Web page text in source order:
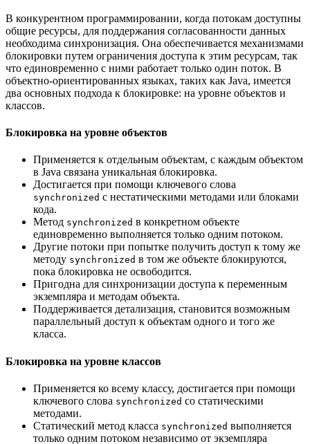
В конкурентном программировании, когда потокам доступны
общие ресурсы, для поддержания согласованности данных
необходима синхронизация. Она обеспечивается механизмами
блокировки путем ограничения доступа к этим ресурсам, так
что единовременно с ними работает только один поток. В
объектно-ориентированных языках, таких как Java, имеется
два основных подхода к блокировке: на уровне объектов и
классов.
Блокировка на уровне объектов
Применяется к отдельным объектам, с каждым объектом
в Java связана уникальная блокировка.
Достигается при помощи ключевого слова
synchronized с нестатическими методами или блоками
кода.
Метод synchronized в конкретном объекте
единовременно выполняется только одним потоком.
Другие потоки при попытке получить доступ к тому же
методу synchronized в том же объекте блокируются,
пока блокировка не освободится.
Пригодна для синхронизации доступа к переменным
экземпляра и методам объекта.
Поддерживается детализация, становится возможным
параллельный доступ к объектам одного и того же
класса.
Блокировка на уровне классов
Применяется ко всему классу, достигается при помощи
ключевого слова synchronized со статическими
методами.
Статический метод класса synchronized выполняется
только одним потоком независимо от экземпляра